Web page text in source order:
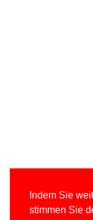
Indem Sie
stimmen Sie